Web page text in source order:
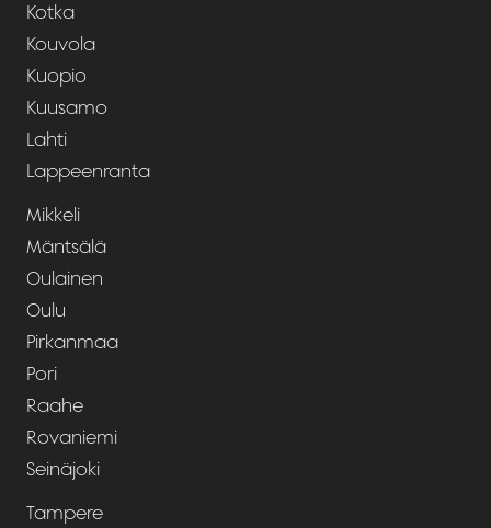
Kotka
Kouvola
Kuopio
Kuusamo
Lahti
Lappeenranta
Mikkeli
Mäntsälä
Oulainen
Oulu
Pirkanmaa
Pori
Raahe
Rovaniemi
Seinäjoki
Tampere